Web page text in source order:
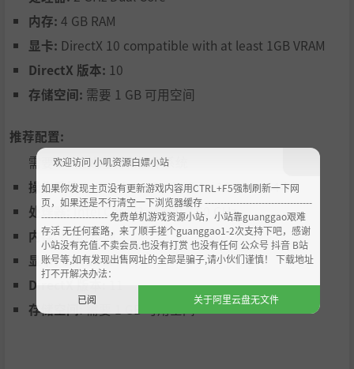
内存: 4 GB RAM
显卡: DirectX 10 compatible with at least 1GB VRAM
DirectX 版本: 10
存储空间: 需要 1 GB 可用空间
推荐配置:
需要 64 位处理器和操作系统
操作系统 *:Windows 7 / 8 / 8.1 / 10 / 11 , 64-bit
处理器:Intel Core i3 - 8100 3.60 GHz
内存:8 GB RAM
显卡:GTX 1050 Ti
DirectX 版本:
存储空间:需要 1 GB 可用空间
欢迎访问 小叽资源白嫖小站
如果你发现主页没有更新游戏内容用CTRL+F5强制刷新一下网
页，如果还是不行清空一下浏览器缓存 ----------------------------------
--------------------- 免费单机游戏资源小站，小站靠guanggao艰难
存活 无任何套路，来了顺手搓个guanggao1-2次支持下吧，感谢
小站没有充值.不卖会员.也没有打赏 也没有任何 公众号 抖音 B站
账号等,如有发现出售网址的全部是骗子,请小伙们谨慎！ 下载地址
打不开解决办法：
已阅
关于阿里云盘无文件